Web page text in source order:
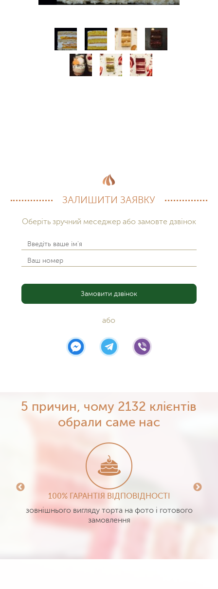
ЗАЛИШИТИ ЗАЯВКУ
Оберіть зручний меседжер або замовте дзвінок
Замовити дзвінок
або
5 причин, чому 2132 клієнтів
обрали саме нас
100% ГАРАНТІЯ ВІДПОВІДНОСТІ
зовнішнього вигляду торта на фото і готового
замовлення